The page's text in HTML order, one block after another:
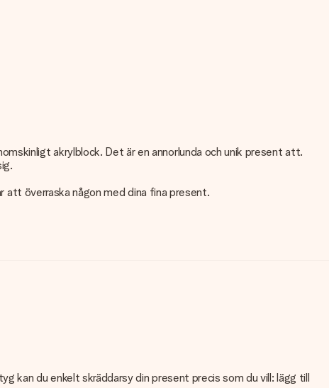
akrylblock. Det är en annorlunda och unik present att.
överraska någon med dina fina present.
kan du enkelt skräddarsy din present precis som du vill: lägg till